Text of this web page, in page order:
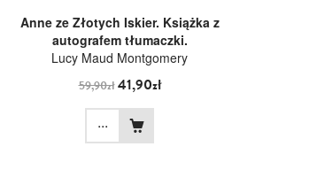
Anne ze Złotych Iskier. Książka z
autografem tłumaczki.
Lucy Maud Montgomery
59,90zł41,90zł
...